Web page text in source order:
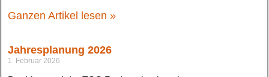
Ganzen Artikel lesen »
Jahresplanung 2026
1. Februar 2026